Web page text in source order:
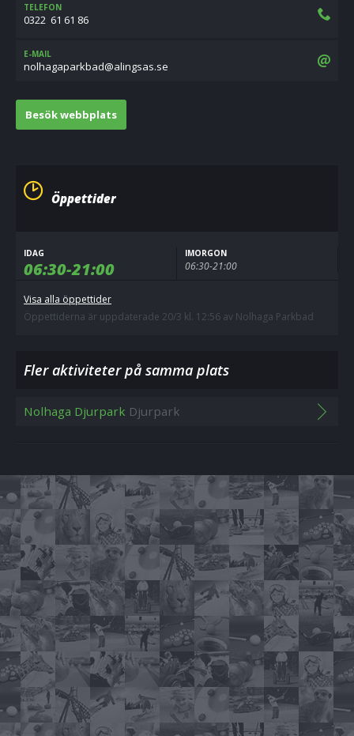
TELEFON
0322  61 61 86
E-MAIL
es.sasgnila@dabkrapagahlon
Besök webbplats
Öppettider
IDAG
06:30-21:00
IMORGON
06:30-21:00
Visa alla öppettider
Öppettiderna är uppdaterade 20/3 kl. 12:56 av Nolhaga Parkbad
Fler aktiviteter på samma plats
Nolhaga Djurpark Djurpark